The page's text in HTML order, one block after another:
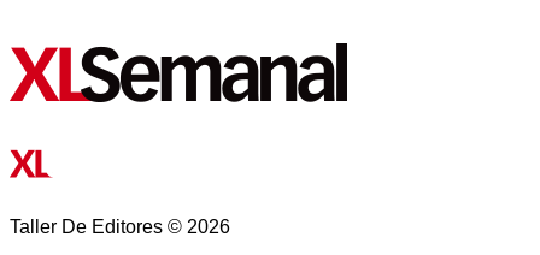
Taller De Editores © 2026